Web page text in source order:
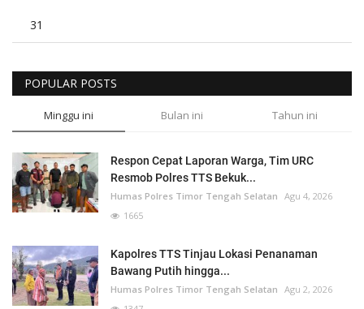
31
POPULAR POSTS
Minggu ini Bulan ini Tahun ini
Respon Cepat Laporan Warga, Tim URC
Resmob Polres TTS Bekuk...
Humas Polres Timor Tengah Selatan Agu 4, 2026
1665
Kapolres TTS Tinjau Lokasi Penanaman
Bawang Putih hingga...
Humas Polres Timor Tengah Selatan Agu 2, 2026